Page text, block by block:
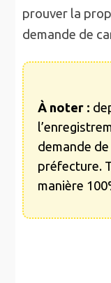
prouver la
demande de
À noter :
demande
préfecture.
manière